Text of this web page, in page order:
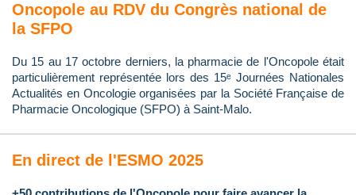
Oncopole au RDV du Congrès national de
la SFPO
Du 15 au 17 octobre derniers, la pharmacie de l'Oncopole était
particulièrement représentée lors des 15ᵉ Journées Nationales
Actualités en Oncologie organisées par la Société Française de
Pharmacie Oncologique (SFPO) à Saint-Malo.
En direct de l'ESMO 2025